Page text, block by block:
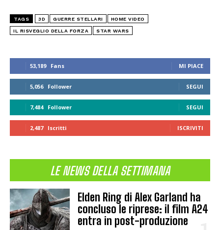
53,189 Fans MI PIACE
5,056 Follower SEGUI
7,484 Follower SEGUI
2,487 Iscritti ISCRIVITI
LE NEWS DELLA SETTIMANA
Elden Ring di Alex Garland ha
concluso le riprese: il film A24
entra in post-produzione
TAGS 3D GUERRE STELLARI HOME VIDEO
IL RISVEGLIO DELLA FORZA STAR WARS